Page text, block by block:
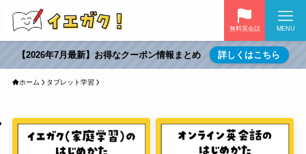
無料英会話 MENU
【2026年7月最新】お得なクーポン情報まとめ 詳しくはこちら
ホーム タブレット学習